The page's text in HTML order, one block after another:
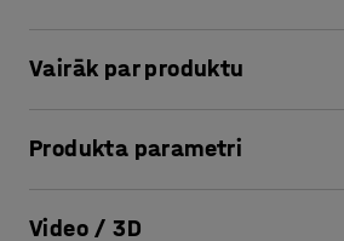
Vairāk par produktu
šķidrumiem un ķimikālijām, virsma
Produkta parametri
Sēdekļa dziļums
Video / 3D